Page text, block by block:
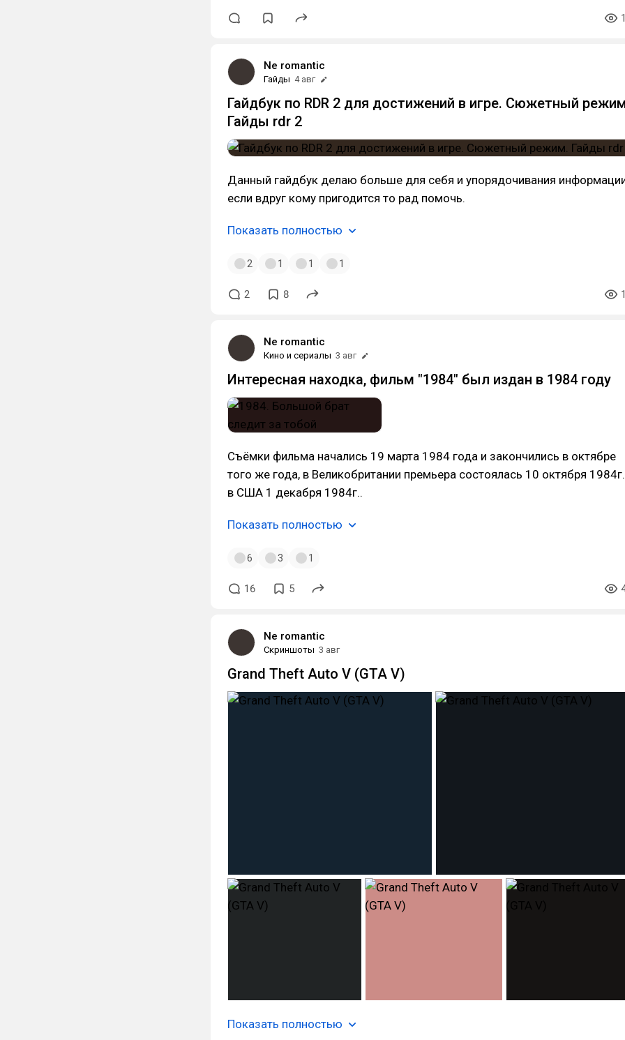
Ne romantic
Гайды 4 авг
Гайдбук по RDR 2 для достижений в игре. Сюжетный
Гайды rdr 2
Данный гайдбук делаю больше для себя и упорядочивания
если вдруг кому пригодится то рад помочь.
Показать полностью
2 1 1 1
2 8
Ne romantic
Кино и сериалы 3 авг
Интересная находка, фильм "1984" был издан в 1984 году
Съёмки фильма начались 19 марта 1984 года и закончились в октябре
того же года, в Великобритании премьера состоялась 10 октября
в США 1 декабря 1984г..
Показать полностью
6 3 1
16 5
Ne romantic
Скриншоты 3 авг
Grand Theft Auto V (GTA V)
Показать полностью